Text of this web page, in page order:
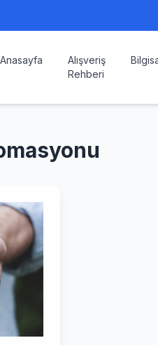
Anasayfa
Alışveriş
Rehberi